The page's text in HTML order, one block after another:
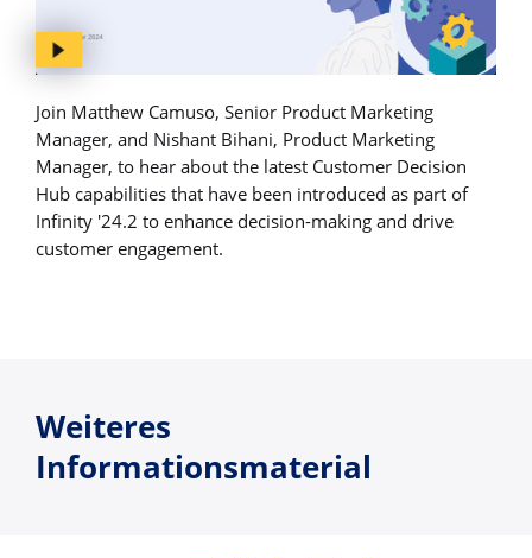
Join Matthew Camuso, Senior Product Marketing
Manager, and Nishant Bihani, Product Marketing
Manager, to hear about the latest Customer Decision
Hub capabilities that have been introduced as part of
Infinity '24.2 to enhance decision-making and drive
customer engagement.
Weiteres
Informationsmaterial